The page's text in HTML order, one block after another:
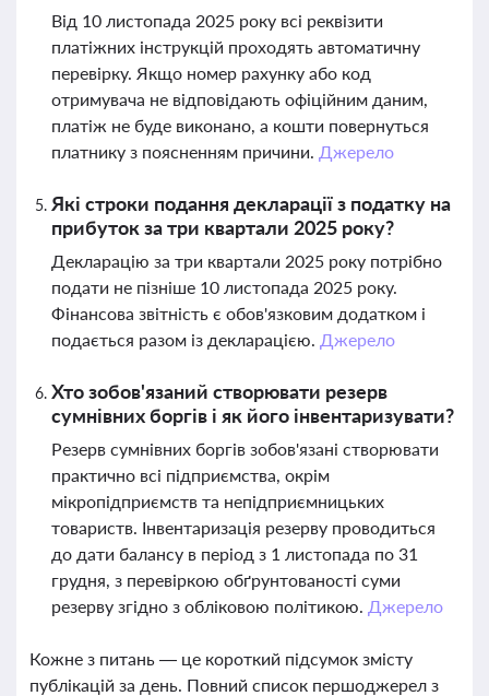
Від 10 листопада 2025 року всі реквізити
платіжних інструкцій проходять автоматичну
перевірку. Якщо номер рахунку або код
отримувача не відповідають офіційним даним,
платіж не буде виконано, а кошти повернуться
платнику з поясненням причини. Джерело
Які строки подання декларації з податку на
прибуток за три квартали 2025 року?
Декларацію за три квартали 2025 року потрібно
подати не пізніше 10 листопада 2025 року.
Фінансова звітність є обов'язковим додатком і
подається разом із декларацією. Джерело
Хто зобов'язаний створювати резерв
сумнівних боргів і як його інвентаризувати?
Резерв сумнівних боргів зобов'язані створювати
практично всі підприємства, окрім
мікропідприємств та непідприємницьких
товариств. Інвентаризація резерву проводиться
до дати балансу в період з 1 листопада по 31
грудня, з перевіркою обґрунтованості суми
резерву згідно з обліковою політикою. Джерело
Кожне з питань — це короткий підсумок змісту
публікацій за день. Повний список першоджерел з